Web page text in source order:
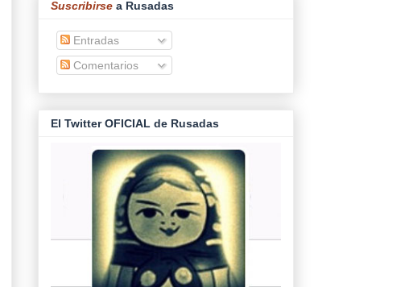
Suscribirse a Rusadas
Entradas
Comentarios
El Twitter OFICIAL de Rusadas